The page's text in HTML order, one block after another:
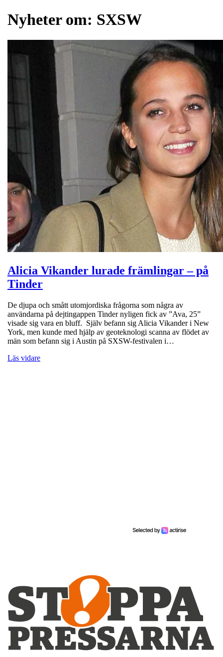
Nyheter om: SXSW
Alicia Vikander lurade främlingar – på
Tinder
De djupa och smått utomjordiska frågorna som några av
användarna på dejtingappen Tinder nyligen fick av ”Ava, 25”
visade sig vara en bluff. Själv befann sig Alicia Vikander i New
York, men kunde med hjälp av geoteknologi scanna av flödet av
män som befann sig i Austin på SXSW-festivalen i…
Läs vidare